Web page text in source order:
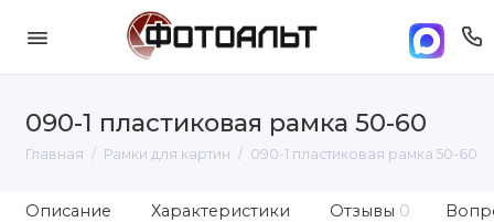
090-1 пластиковая рамка 50-60
Главная Рамки для картин 090-1 пластиковая рамка 50-60
Описание Характеристики Отзывы 0